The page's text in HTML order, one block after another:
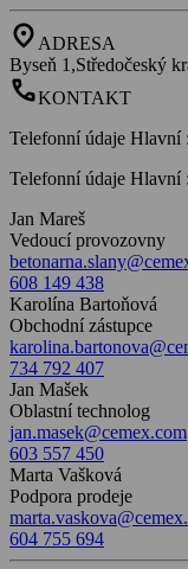
location_on ADRESA
Byseň 1,Středočeský
callKONTAKT
Telefonní údaje Hlavní :
Telefonní údaje Hlavní :
Jan Mareš
Vedoucí provozovny
608 149 438
Karolína Bartoňová
Obchodní zástupce
734 792 407
Jan Mašek
Oblastní technolog
jan.masek@cemex.com
603 557 450
Marta Vašková
Podpora prodeje
604 755 694